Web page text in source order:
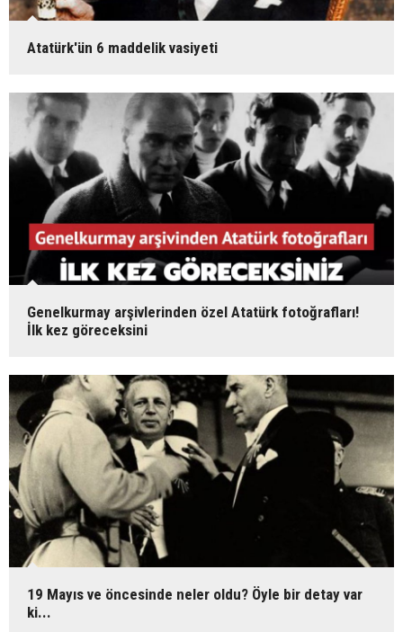
Atatürk'ün 6 maddelik vasiyeti
Genelkurmay arşivlerinden özel Atatürk fotoğrafları!
İlk kez göreceksini
19 Mayıs ve öncesinde neler oldu? Öyle bir detay var
ki...